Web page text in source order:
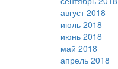
август 2018
июль 2018
июнь 2018
май 2018
апрель 2018